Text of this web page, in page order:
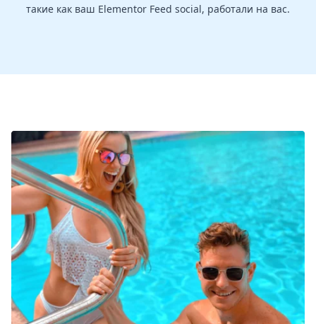
такие как ваш Elementor Feed social, работали на вас.